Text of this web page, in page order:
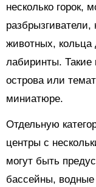
несколько горок,
животных, кольца
лабиринты. Такие
острова или
миниатюре.
Отдельную
центры с
могут быть
бассейны,